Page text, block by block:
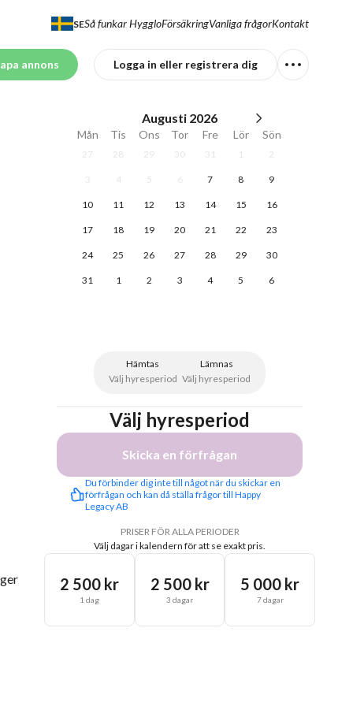
SESå funkar HyggloFörsäkringVanliga frågorKontakt
annons Logga in eller registrera dig
Augusti 2026
Mån Tis Ons Tor Fre Lör Sön
27 28 29 30 31 1 2
3 4 5 6 7 8 9
10 11 12 13 14 15 16
17 18 19 20 21 22 23
24 25 26 27 28 29 30
31 1 2 3 4 5 6
Hämtas
Välj hyresperiod
Lämnas
Välj hyresperiod
Välj hyresperiod
Skicka en förfrågan
Du förbinder dig inte till något när du skickar en
förfrågan och kan då ställa frågor till Happy
Legacy AB
PRISER FÖR ALLA PERIODER
Välj dagar i kalendern för att se exakt pris.
2 500 kr
1 dag
2 500 kr
3 dagar
5 000 kr
7 dagar